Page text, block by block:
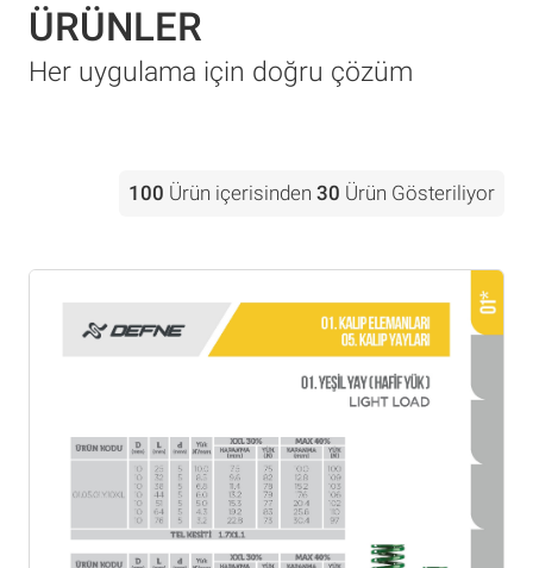
ÜRÜNLER
Her uygulama için doğru çözüm
100 Ürün içerisinden 30 Ürün Gösteriliyor